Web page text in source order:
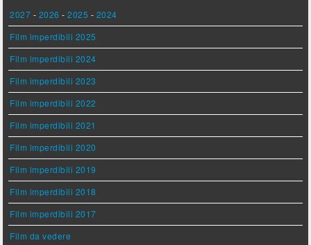
2027 - 2026 -2025 - 2024
Film imperdibili 2025
Film imperdibili 2024
Film imperdibili 2023
Film imperdibili 2022
Film imperdibili 2021
Film imperdibili 2020
Film imperdibili 2019
Film imperdibili 2018
Film imperdibili 2017
Film da vedere